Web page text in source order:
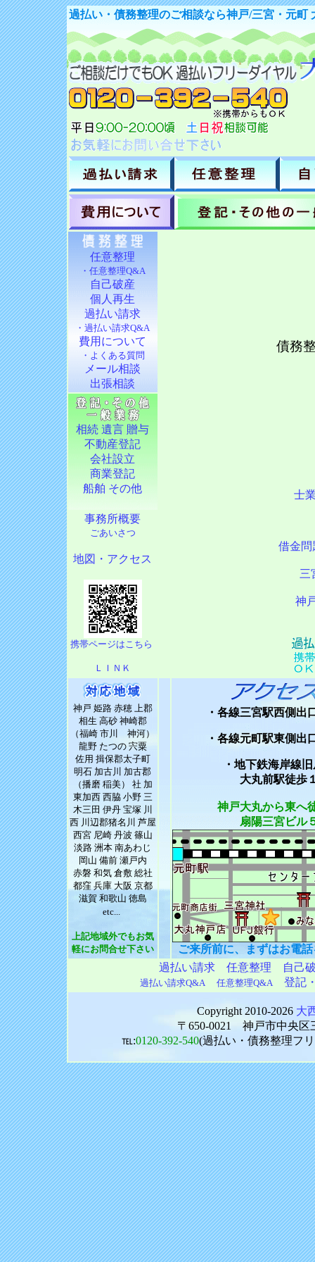
過払い・債務整理のご相談なら神戸/三宮・元町
任意整理
・任意整理Q&A
自己破産
個人再生
過払い請求
・過払い請求Q&A
費用について
・よくある質問
メール相談
出張相談
債務
相続 遺言 贈与
不動産登記
会社設立
商業登記
船舶 その他
士
事務所概要
ごあいさつ
地図・アクセス
携帯ページはこちら
ＬＩＮ Ｋ
借金問
三
神
神戸 姫路 赤穂 上郡
相生 高砂 神崎郡
（福崎 市川 神河）
龍野 たつの 宍粟
佐用 揖保郡太子町
明石 加古川 加古郡
（播磨 稲美） 社 加
東加西 西脇 小野 三
木三田 伊丹 宝塚 川
西 川辺郡猪名川 芦屋
西宮 尼崎 丹波 篠山
淡路 洲本 南あわじ
岡山 備前 瀬戸内
赤磐 和気 倉敷 総社
都窪 兵庫 大阪 京都
滋賀 和歌山 徳島
etc...
上記地域外でもお気
軽にお問合せ下さい
・各線三宮駅西側出
・各線元町駅東側出
・地下鉄海岸線
大丸前駅徒歩
神戸大丸から東へ
扇陽三宮ビル
ご来所前に、まずはお電
過払い請求 任意整理 自己
過払い請求Q&A 任意整理Q&A 登記
Copyright 2010-2026 大
〒650-0021 神戸市中央
℡:0120-392-540(過払い・債務整理フ